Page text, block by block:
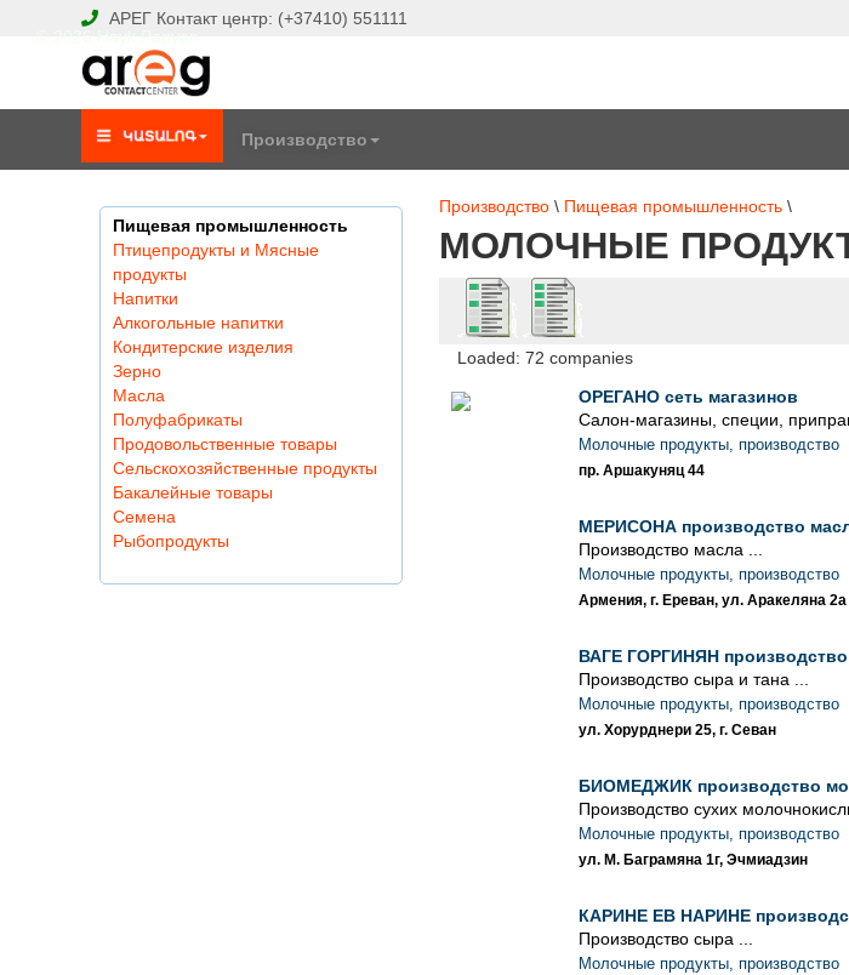
АРЕГ Контакт центр: (+37410) 551111
Производство
Пищевая промышленность
Птицепродукты и Мясные
продукты
Напитки
Алкогольные напитки
Кондитерские изделия
Зерно
Масла
Полуфабрикаты
Продовольственные товары
Сельскохозяйственные продукты
Бакалейные товары
Семена
Рыбопродукты
Производство \ Пищевая промышленность \
МОЛОЧНЫЕ
Loaded: 72 companies
ОРЕГАНО сеть магазинов
Салон-магазины, специи,
Молочные продукты, производство
пр. Аршакуняц 44
МЕРИСОНА производство
Производство масла ...
Молочные продукты, производство
Армения, г. Ереван, ул. Аракеляна 2а
ВАГЕ ГОРГИНЯН
Производство сыра и тана ...
Молочные продукты, производство
ул. Хорурднери 25, г. Севан
БИОМЕДЖИК производство
Производство сухих
Молочные продукты, производство
ул. М. Баграмяна 1г, Эчмиадзин
КАРИНЕ ЕВ НАРИНЕ
Производство сыра ...
Молочные продукты, производство